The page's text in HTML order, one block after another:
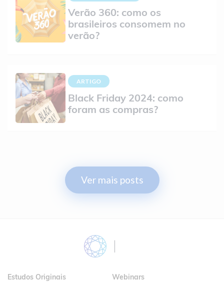
Verão 360: como os
brasileiros consomem no
verão?
ARTIGO
Black Friday 2024: como
foram as compras?
Ver mais posts
Estudos Originais Webinars